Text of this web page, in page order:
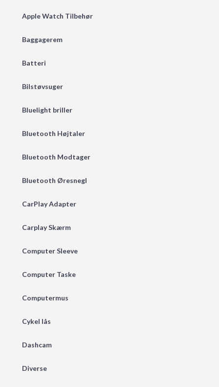
Apple Watch Tilbehør
Baggagerem
Batteri
Bilstøvsuger
Bluelight briller
Bluetooth Højtaler
Bluetooth Modtager
Bluetooth Øresnegl
CarPlay Adapter
Carplay Skærm
Computer Sleeve
Computer Taske
Computermus
Cykel lås
Dashcam
Diverse